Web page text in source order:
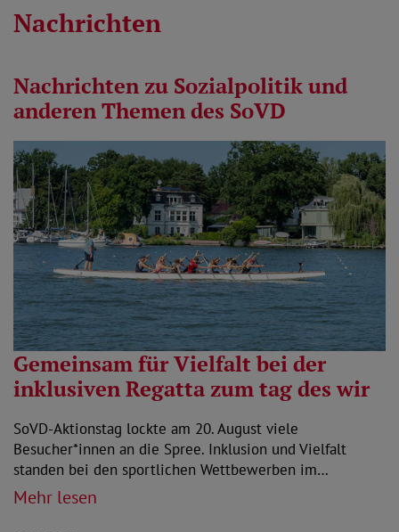
Nachrichten
Nachrichten zu Sozialpolitik und
anderen Themen des SoVD
Gemeinsam für Vielfalt bei der
inklusiven Regatta zum tag des wir
SoVD-Aktionstag lockte am 20. August viele
Besucher*innen an die Spree. Inklusion und Vielfalt
standen bei den sportlichen Wettbewerben im…
Mehr lesen